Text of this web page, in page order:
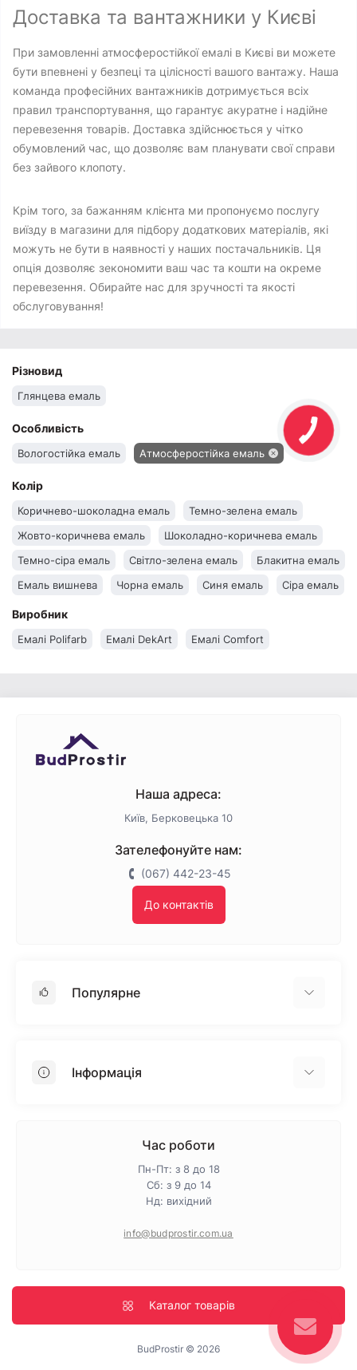
Доставка та вантажники у Києві
При замовленні атмосферостійкої емалі в Києві ви можете
бути впевнені у безпеці та цілісності вашого вантажу. Наша
команда професійних вантажників дотримується всіх
правил транспортування, що гарантує акуратне і надійне
перевезення товарів. Доставка здійснюється у чітко
обумовлений час, що дозволяє вам планувати свої справи
без зайвого клопоту.
Крім того, за бажанням клієнта ми пропонуємо послугу
виїзду в магазини для підбору додаткових матеріалів, які
можуть не бути в наявності у наших постачальників. Ця
опція дозволяє зекономити ваш час та кошти на окреме
перевезення. Обирайте нас для зручності та якості
обслуговування!
Різновид
Глянцева емаль
Особливість
Вологостійка емаль Атмосферостійка емаль
Колір
Коричнево-шоколадна емаль
Темно-зелена емаль
Жовто-коричнева емаль
Шоколадно-коричнева емаль
Темно-сіра емаль
Світло-зелена емаль
Блакитна емаль
Емаль вишнева
Чорна емаль Синя емаль
Сіра емаль
Світло-сіра емаль
Червона емаль
Коричнева емаль
Зелена емаль
Виробник
Емалі Polifarb Емалі DekArt Емалі Comfort
Наша адреса:
Київ, Берковецька 10
Зателефонуйте нам:
(067) 442-23-45
До контактів
Популярне
ПінопластІнформація
Гарантія та повернення
Політика конфіденційності
Час роботи
Пн-Пт: з 8 до 18
Сб: з 9 до 14
Нд: вихідний
info@budprostir.com.ua
Каталог товарів
BudProstir © 2026